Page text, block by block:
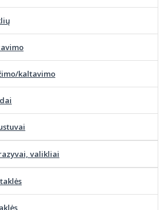
kaltavimo
valikliai